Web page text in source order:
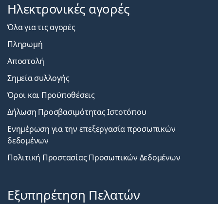
Ηλεκτρονικές αγορές
Όλα για τις αγορές
Πληρωμή
Αποστολή
Σημεία συλλογής
Όροι και Προϋποθέσεις
Δήλωση Προσβασιμότητας Ιστοτόπου
Ενημέρωση για την επεξεργασία προσωπικών
δεδομένων
Πολιτική Προστασίας Προσωπικών Δεδομένων
Εξυπηρέτηση Πελατών